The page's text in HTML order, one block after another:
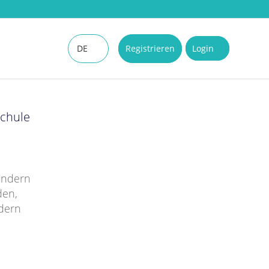
Registrieren Login
DE